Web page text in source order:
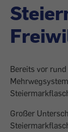
Bereits vor
Großer